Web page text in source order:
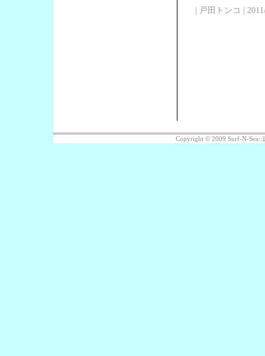
| 戸田トンコ |
Copyright © 2009 Surf-N-Sea::